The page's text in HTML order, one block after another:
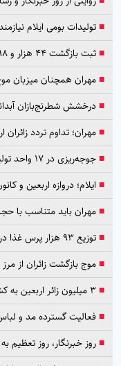
■تولیدات بومی ایلام
■ثبت بازگشت ۴۴ هزار و ۷۹۸ زائر از مرز مهران
■مهران همچنان میزبان
■درخشش شطرنج‌بازان
■مهران؛ تداوم تردد زائران
■جوجه‌ریزی در ۱۷ واحد تولیدی سیروان انجام شد
■ ایلام؛ دروازه اربعین و
■مهران باید متناسب با
■توزیع ۹۳ هزار پرس غذا در مسیر زائران اربعین
■موج بازگشت زائران از
■۳ میلیون زائر اربعین به کشور بازگشته‌اند
■فعالیت گسترده مد و
■روز خبرنگار، روز تعظیم